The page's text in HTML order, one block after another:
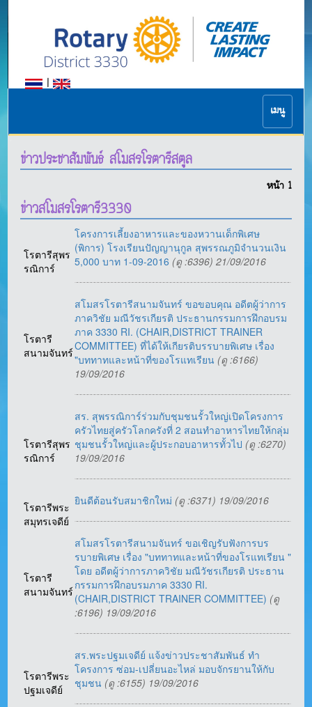
|
เมนู
ข่าวประชาสัมพันธ์ สโมสรโรตารีสตูล
หน้า 1
ข่าวสโมสรโรตารี3330
โรตารีสุพร
รณิการ์
โครงการเลี้ยงอาหารและของหวานเด็กพิเศษ
(พิการ) โรงเรียนปัญญานุกูล สุพรรณภูมิจำนวนเงิน
5,000 บาท 1-09-2016 (ดู :6396) 21/09/2016
โรตารี
สนามจันทร์
สโมสรโรตารีสนามจันทร์ ขอขอบคุณ อดีตผู้ว่าการ
ภาควิชัย มณีวัชรเกียรติ ประธานกรรมการฝึกอบรม
ภาค 3330 RI. (CHAIR,DISTRICT TRAINER
COMMITTEE) ที่ได้ให้เกียรติบรรบายพิเศษ เรื่อง
"บททาทและหน้าที่ของโรแทเรียน (ดู :6166)
19/09/2016
โรตารีสุพร
รณิการ์
สร. สุพรรณิการ์ร่วมกับชุมชนรั้วใหญ่เปิดโครงการ
ครัวไทยสู่ครัวโลกครังที่ 2 สอนทำอาหารไทยให้กลุ่ม
ชุมชนรั้วใหญ่และผู้ประกอบอาหารทั้วไป (ดู :6270)
19/09/2016
โรตารีพระ
สมุทรเจดีย์
ยินดีต้อนรับสมาชิกใหม่ (ดู :6371) 19/09/2016
โรตารี
สนามจันทร์
สโมสรโรตารีสนามจันทร์ ขอเชิญรับฟังการบร
รบายพิเศษ เรื่อง "บททาทและหน้าที่ของโรแทเรียน "
โดย อดีตผู้ว่าการภาควิชัย มณีวัชรเกียรติ ประธาน
กรรมการฝึกอบรมภาค 3330 RI.
(CHAIR,DISTRICT TRAINER COMMITTEE) (ดู
:6196) 19/09/2016
โรตารีพระ
ปฐมเจดีย์
สร.พระปฐมเจดีย์ แจ้งข่าวประชาสัมพันธ์ ทำ
โครงการ ซ่อม-เปลี่ยนอะไหล่ มอบจักรยานให้กับ
ชุมชน (ดู :6155) 19/09/2016